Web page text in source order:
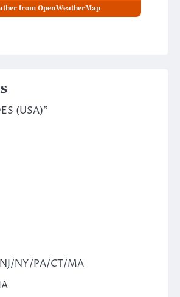
from OpenWeatherMap
(USA)"
NY/PA/CT/MA